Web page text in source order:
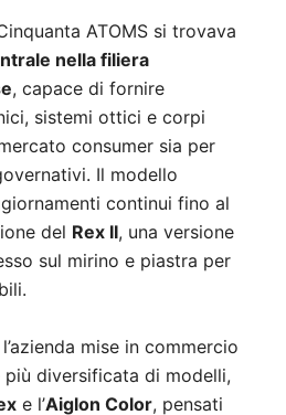
ATOMS si trovava
nella filiera
, capace di fornire
sistemi ottici e corpi
consumer sia per
Il modello
continui fino al
del Rex II, una versione
sul mirino e piastra per
mise in commercio
più diversificata di modelli,
e l’Aiglon Color, pensati